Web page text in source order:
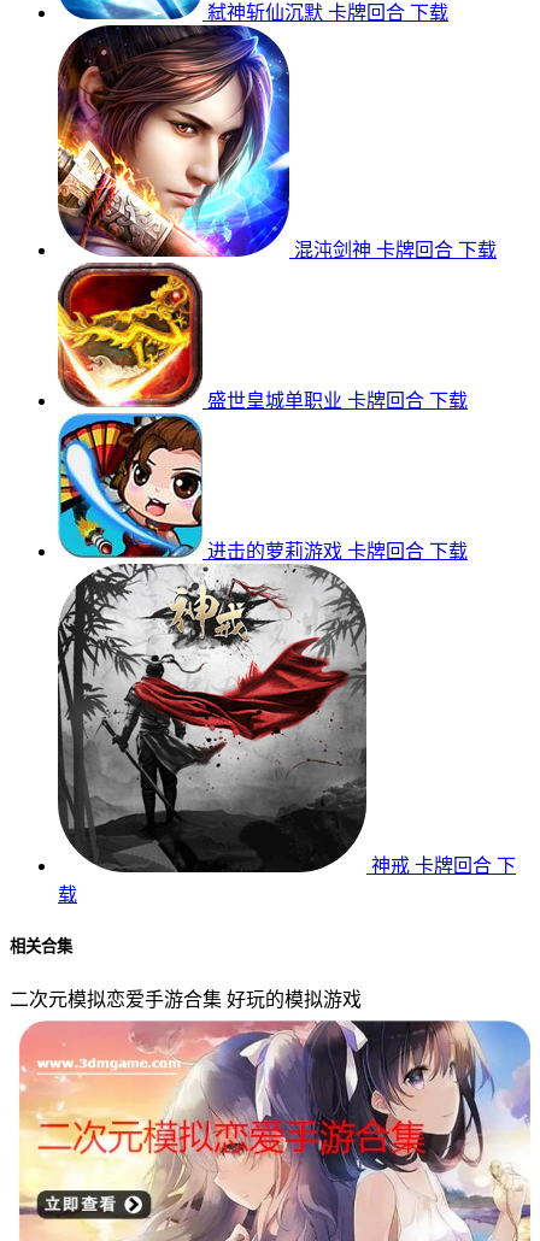
弑神斩仙沉默 卡牌回合 下载
混沌剑神 卡牌回合 下载
盛世皇城单职业 卡牌回合 下载
进击的萝莉游戏 卡牌回合 下载
神戒 卡牌回合 下
载
相关合集
二次元模拟恋爱手游合集 好玩的模拟游戏